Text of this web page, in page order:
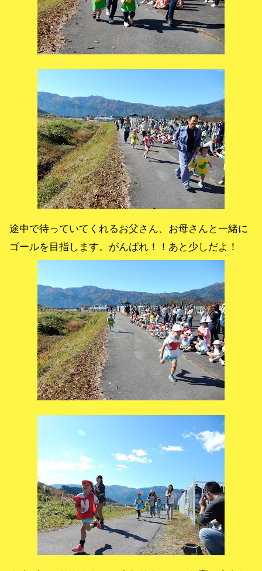
途中で待っていてくれるお父さん、お母さんと一緒に
ゴールを目指します。がんばれ！！あと少しだよ！